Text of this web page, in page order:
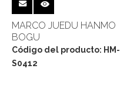
MARCO JUEDU HANMO
BOGU
Código del producto: HM-
S0412